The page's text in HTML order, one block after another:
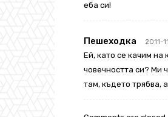
еба си!
Пешеходка 2011-
Ей, като се качим на
човечността си? Ми
там, където трябва,